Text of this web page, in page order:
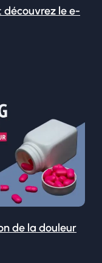
découvrez le e-
de la douleur